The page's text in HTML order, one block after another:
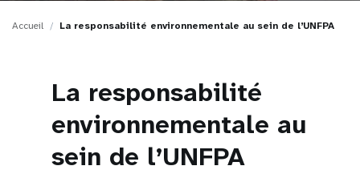
Accueil La responsabilité environnementale au sein de l’UNFPA
La responsabilité
environnementale au
sein de l’UNFPA